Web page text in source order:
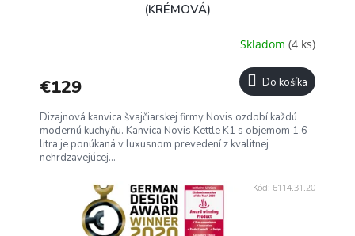
A
R
M
O
(KRÉMOVÁ)
Skladom (4 ks)
€129 Do košíka
Dizajnová kanvica švajčiarskej firmy Novis ozdobí každú
modernú kuchyňu. Kanvica Novis Kettle K1 s objemom 1,6
litra je ponúkaná v luxusnom prevedení z kvalitnej
nehrdzavejúcej...
Kód: 6114.31.20